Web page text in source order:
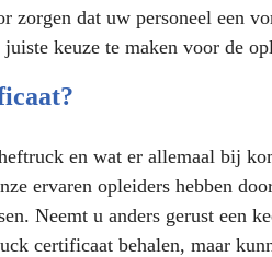
dat uw personeel een
keuze te maken voor de
en wat er allemaal bij
ervaren opleiders hebben
Neemt u anders gerust een
certificaat behalen, maar